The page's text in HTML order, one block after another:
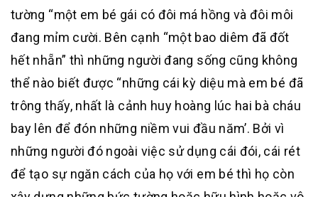
tường “một em bé gái có đôi má hồng và đôi môi
đang mỉm cười. Bên cạnh “một bao diêm đã đốt
hết nhẵn” thì những người đang sống cũng không
thể nào biết được “những cái kỳ diệu mà em bé đã
trông thấy, nhất là cảnh huy hoàng lúc hai bà cháu
bay lên để đón những niềm vui đầu năm’. Bởi vì
những người đó ngoài việc sử dụng cái đói, cái rét
để tạo sự ngăn cách của họ với em bé thì họ còn